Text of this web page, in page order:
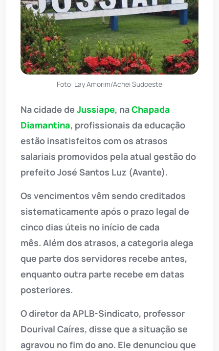
Foto: Lay Amorim/Achei Sudoeste
Na cidade de Jussiape, naChapada
Diamantina, profissionais da educação
estão insatisfeitos com os atrasos
salariais promovidos pela atual gestão do
prefeito José Santos Luz (Avante).
Os vencimentos vêm sendo creditados
sistematicamente após o prazo legal de
cinco dias úteis no início de cada
mês. Além dos atrasos, a categoria alega
que parte dos servidores recebe antes,
enquanto outra parte recebe em datas
posteriores.
O diretor da APLB-Sindicato, professor
Dourival Caíres, disse que a situação se
agravou no fim do ano. Ele denunciou que